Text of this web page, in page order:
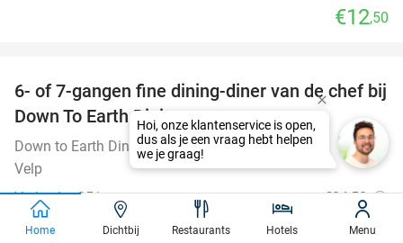
€12,50
36%
6- of 7-gangen fine dining-diner van de chef bij
Down To Earth Dining
Down to Earth Dining 9.9star
Velp
Verkocht: 251
Regulier €84,50
€54
Home Dichtbij Restaurants Hotels Menu
Hoi, onze klantenservice is open,
dus als je een vraag hebt helpen
we je graag!